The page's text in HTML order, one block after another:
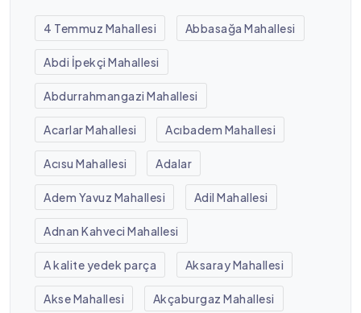
4 Temmuz Mahallesi Abbasağa Mahallesi
Abdi İpekçi Mahallesi
Abdurrahmangazi Mahallesi
Acarlar Mahallesi Acıbadem Mahallesi
Acısu Mahallesi Adalar
Adem Yavuz Mahallesi Adil Mahallesi
Adnan Kahveci Mahallesi
A kalite yedek parça Aksaray Mahallesi
Akse Mahallesi Akçaburgaz Mahallesi